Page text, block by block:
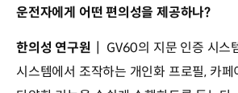
운전자에게 어떤 편의성을 제공하나?
한의성 연구원 ┃ GV60의 지문 인증 시스
시스템에서 조작하는 개인화 프로필, 카페